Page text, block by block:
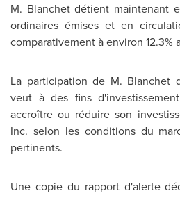
M. Blanchet détient maintenant
ordinaires émises et en
comparativement à environ 12.3%
La participation de M. Blanchet
veut à des fins
accroître ou réduire son
Inc. selon les conditions du
pertinents.
Une copie du rapport d'alerte